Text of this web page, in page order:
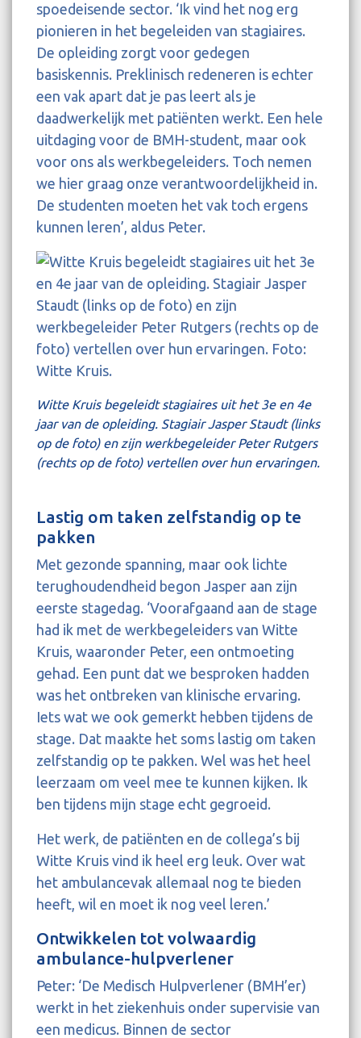
spoedeisende sector. ‘Ik vind het nog erg
pionieren in het begeleiden van stagiaires.
De opleiding zorgt voor gedegen
basiskennis. Preklinisch redeneren is echter
een vak apart dat je pas leert als je
daadwerkelijk met patiënten werkt. Een hele
uitdaging voor de BMH-student, maar ook
voor ons als werkbegeleiders. Toch nemen
we hier graag onze verantwoordelijkheid in.
De studenten moeten het vak toch ergens
kunnen leren’, aldus Peter.
Witte Kruis begeleidt stagiaires uit het 3e en 4e
jaar van de opleiding. Stagiair Jasper Staudt (links
op de foto) en zijn werkbegeleider Peter Rutgers
(rechts op de foto) vertellen over hun ervaringen.
Lastig om taken zelfstandig op te
pakken
Met gezonde spanning, maar ook lichte
terughoudendheid begon Jasper aan zijn
eerste stagedag. ‘Voorafgaand aan de stage
had ik met de werkbegeleiders van Witte
Kruis, waaronder Peter, een ontmoeting
gehad. Een punt dat we besproken hadden
was het ontbreken van klinische ervaring.
Iets wat we ook gemerkt hebben tijdens de
stage. Dat maakte het soms lastig om taken
zelfstandig op te pakken. Wel was het heel
leerzaam om veel mee te kunnen kijken. Ik
ben tijdens mijn stage echt gegroeid.
Het werk, de patiënten en de collega’s bij
Witte Kruis vind ik heel erg leuk. Over wat
het ambulancevak allemaal nog te bieden
heeft, wil en moet ik nog veel leren.’
Ontwikkelen tot volwaardig
ambulance-hulpverlener
Peter: ‘De Medisch Hulpverlener (BMH’er)
werkt in het ziekenhuis onder supervisie van
een medicus. Binnen de sector